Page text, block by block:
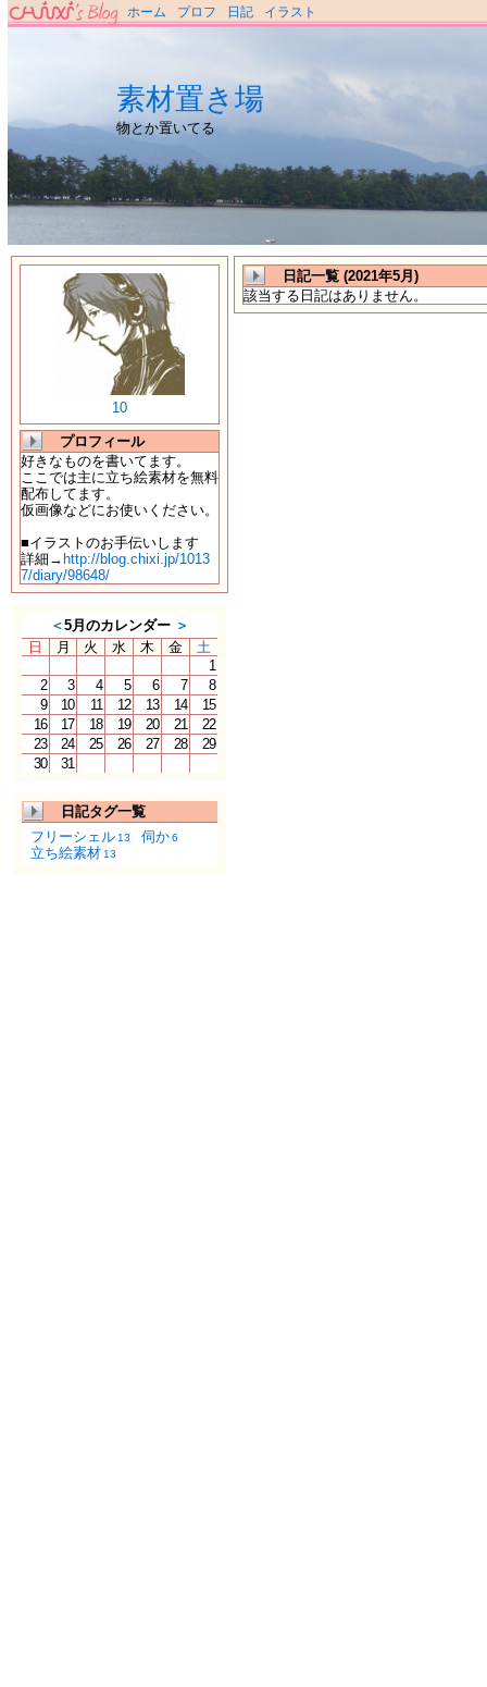
ホーム プロフ 日記 イラスト
素材置き場
物とか置いてる
10
プロフィール
好きなものを書いてます。
ここでは主に立ち絵素材を無料
配布してます。
仮画像などにお使いください。
■イラストのお手伝いします
詳細→ http://blog.chixi.jp/1013
7/diary/98648/
＜5月のカレンダー ＞
日
月 火 水 木 金
土
1
2
3 4 5 6 7
8
9
10 11 12 13 14
15
16
17 18 19 20 21
22
23
24 25 26 27 28
29
30
31
日記タグ一覧
フリーシェル 13 伺か6
立ち絵素材 13
日記一覧 (2021年5月)
該当する日記はありません。